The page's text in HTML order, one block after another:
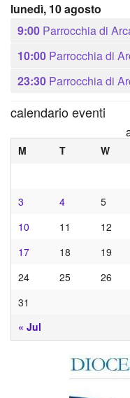
lunedì, 10 agosto
9:00 Parrocchia di
10:00 Parrocchia di
23:30 Parrocchia di
calendario eventi
M T W
3
4 5
10
11 12
17
18 19
24
25 26
31
« Jul